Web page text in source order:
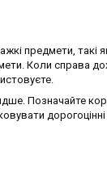
предмети, такі
Коли справа
Позначайте